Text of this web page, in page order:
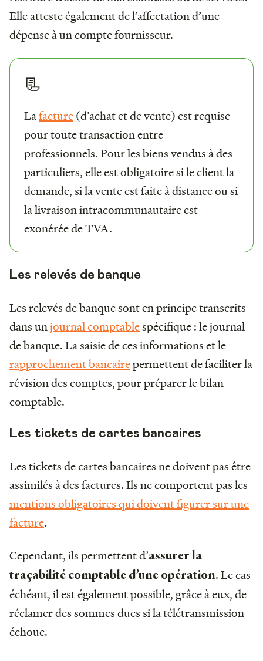
Elle atteste également de l’affectation d’une
dépense à un compte fournisseur.
📃
Lafacture(d’achat et de vente) est requise
pour toute transaction entre
professionnels. Pour les biens vendus à des
particuliers, elle est obligatoire si le client la
demande, si la vente est faite à distance ou si
la livraison intracommunautaire est
exonérée de TVA.
Les relevés de banque
Les relevés de banque sont en principe transcrits
dans unjournal comptablespécifique : le journal
de banque. La saisie de ces informations et le
rapprochement bancairepermettent de faciliter la
révision des comptes, pour préparer le bilan
comptable.
Les tickets de cartes bancaires
Les tickets de cartes bancaires ne doivent pas être
assimilés à des factures. Ils ne comportent pas les
mentions obligatoires qui doivent figurer sur une
facture.
Cependant, ils permettent d’assurer la
traçabilité comptable d’une opération. Le cas
échéant, il est également possible, grâce à eux, de
réclamer des sommes dues si la télétransmission
échoue.